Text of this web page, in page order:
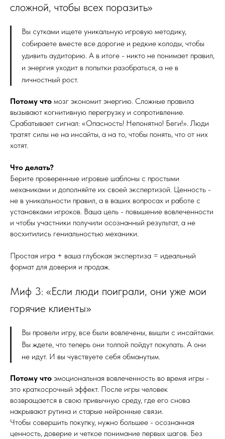
сложной, чтобы всех поразить»
Вы сутками ищете уникальную игровую методику,
собираете вместе все дорогие и редкие колоды, чтобы
удивить аудиторию. А в итоге - никто не понимает правил,
и энергия уходит в попытки разобраться, а не в
личностный рост.
Потому что мозг экономит энергию. Сложные правила
вызывают когнитивную перегрузку и сопротивление.
Срабатывает сигнал: «Опасность! Непонятно! Беги!». Люди
тратят силы не на инсайты, а на то, чтобы понять, что от них
хотят.
Что делать?
Берите проверенные игровые шаблоны с простыми
механиками и дополняйте их своей экспертизой. Ценность -
не в уникальности правил, а в ваших вопросах и работе с
установками игроков. Ваша цель - повышение вовлеченности
и чтобы участники получили осознанный результат, а не
восхитились гениальностью механики.
Простая игра + ваша глубокая экспертиза = идеальный
формат для доверия и продаж.
Миф 3: «Если люди поиграли, они уже мои
горячие клиенты»
Вы провели игру, все были вовлечены, вышли с инсайтами.
Вы ждете, что теперь они толпой пойдут покупать. А они
не идут. И вы чувствуете себя обманутым.
Потому что эмоциональная вовлеченность во время игры -
это краткосрочный эффект. После игры человек
возвращается в свою привычную среду, где его снова
накрывают рутина и старые нейронные связи.
Чтобы совершить покупку, нужно большее - осознанная
ценность, доверие и четкое понимание первых шагов. Без